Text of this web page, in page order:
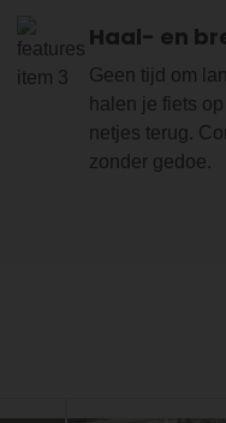
Haal- en
Geen tijd om
halen je fiets
netjes terug.
zonder gedoe.